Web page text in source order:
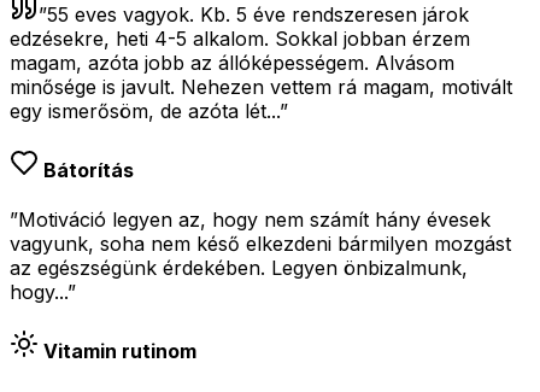
”55 eves vagyok. Kb. 5 éve rendszeresen járok
edzésekre, heti 4-5 alkalom. Sokkal jobban érzem
magam, azóta jobb az állóképességem. Alvásom
minősége is javult. Nehezen vettem rá magam, motivált
egy ismerősöm, de azóta lét...”
Bátorítás
”Motiváció legyen az, hogy nem számít hány évesek
vagyunk, soha nem késő elkezdeni bármilyen mozgást
az egészségünk érdekében. Legyen önbizalmunk,
hogy...”
Vitamin rutinom